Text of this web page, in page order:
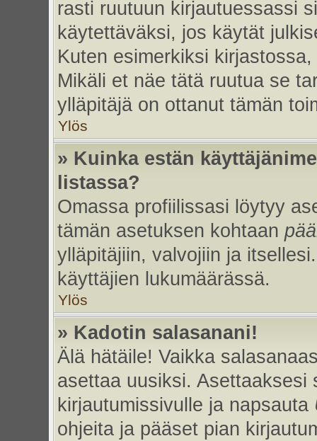
rasti ruutuun kirjautuessassi
käytettäväksi, jos käytät
Kuten esimerkiksi
Mikäli et näe tätä ruutua se
ylläpitäjä on ottanut tämän
Ylös
» Kuinka estän
listassa?
Omassa profiilissasi löytyy
tämän asetuksen kohtaan
ylläpitäjiin, valvojiin ja
käyttäjien lukumäärässä.
Ylös
» Kadotin salasanani!
Älä hätäile! Vaikka
asettaa uusiksi. Asettaaksesi
kirjautumissivulle ja napsauta
ohjeita ja pääset pian